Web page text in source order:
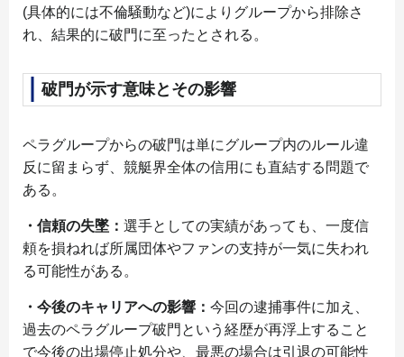
(具体的には不倫騒動など)によりグループから排除さ
れ、結果的に破門に至ったとされる。
破門が示す意味とその影響
ペラグループからの破門は単にグループ内のルール違
反に留まらず、競艇界全体の信用にも直結する問題で
ある。
・信頼の失墜： 選手としての実績があっても、一度信
頼を損ねれば所属団体やファンの支持が一気に失われ
る可能性がある。
・今後のキャリアへの影響： 今回の逮捕事件に加え、
過去のペラグループ破門という経歴が再浮上すること
で今後の出場停止処分や、最悪の場合は引退の可能性